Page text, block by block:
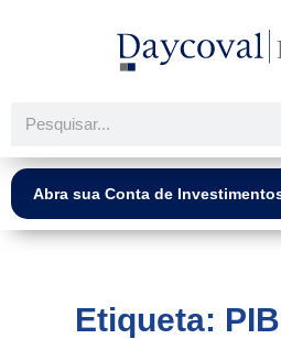
Pesquisar
Abra sua Conta de
Etiqueta: PIB